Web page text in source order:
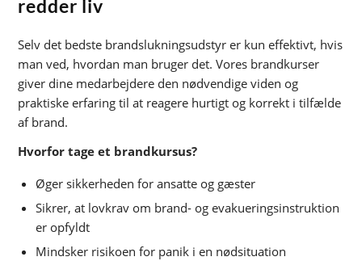
redder liv
Selv det bedste brandslukningsudstyr er kun effektivt, hvis
man ved, hvordan man bruger det. Vores brandkurser
giver dine medarbejdere den nødvendige viden og
praktiske erfaring til at reagere hurtigt og korrekt i tilfælde
af brand.
Hvorfor tage et brandkursus?
Øger sikkerheden for ansatte og gæster
Sikrer, at lovkrav om brand- og evakueringsinstruktion
er opfyldt
Mindsker risikoen for panik i en nødsituation